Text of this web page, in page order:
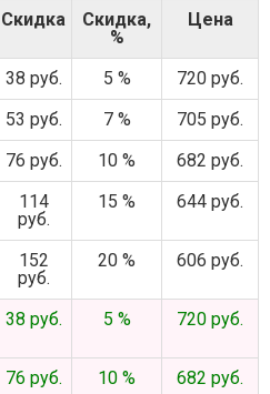
Скидка
Скидка,
%
Цена
38 руб. 5 %
720 руб.
53 руб. 7 %
705 руб.
76 руб. 10 %
682 руб.
114
руб.
15 % 644 руб.
152
руб.
20 % 606 руб.
38 руб. 5 % 720 руб.
76 руб. 10 % 682 руб.